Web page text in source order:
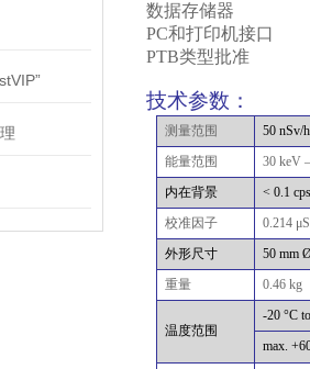
数据存储器
PC和打印机接口
PTB类型批准
技术参数：
测量范围
50 nSv/
能量范围
30 keV
内在背景
< 0.1
校准因子
0.214 μ
外形尺寸
50 mm
重量
0.46 kg
温度范围
-20°C
max.